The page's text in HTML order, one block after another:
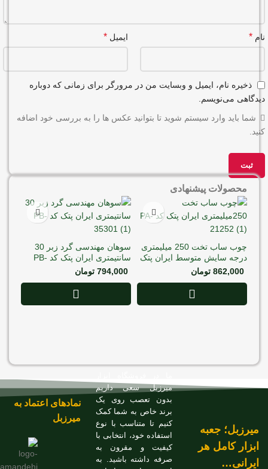
نام * ایمیل *
ذخیره نام، ایمیل و وبسایت من در مرورگر برای زمانی که دوباره
دیدگاهی می‌نویسم.
شما باید وارد سیستم شوید تا بتوانید عکس ها را به بررسی خود اضافه
کنید.
محصولات پیشنهادی
چوب ساب تخت 250 میلیمتری
درجه سایش متوسط ایران پتک
کد PA-21252
862,000 تومان
سوهان مهندسی گرد زبر 30
سانتیمتری ایران پتک کد PB-
35301
794,000 تومان
میرزبل؛ جعبه
ابزار کامل هر
ایرانی…
میرزبل سعی داریم
بدون تعصب روی یک
برند خاص به شما کمک
کنیم تا متناسب با نوع
استفاده خود، انتخابی با
کیفیت و مقرون به
صرفه داشته باشید. به
نمادهای اعتماد به
میرزبل